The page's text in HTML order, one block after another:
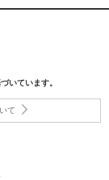
いています。
て